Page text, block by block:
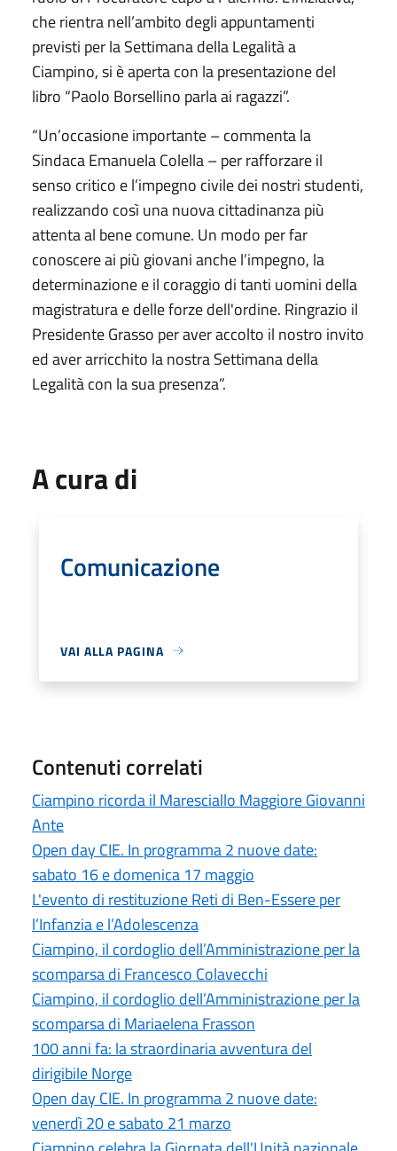
che rientra nell’ambito degli appuntamenti
previsti per la Settimana della Legalità a
Ciampino, si è aperta con la presentazione del
libro “Paolo Borsellino parla ai ragazzi”.
“Un’occasione importante – commenta la
Sindaca Emanuela Colella – per rafforzare il
senso critico e l’impegno civile dei nostri studenti,
realizzando così una nuova cittadinanza più
attenta al bene comune. Un modo per far
conoscere ai più giovani anche l’impegno, la
determinazione e il coraggio di tanti uomini della
magistratura e delle forze dell'ordine. Ringrazio il
Presidente Grasso per aver accolto il nostro invito
ed aver arricchito la nostra Settimana della
Legalità con la sua presenza”.
A cura di
Comunicazione
VAI ALLA PAGINA
Contenuti correlati
Ciampino ricorda il Maresciallo Maggiore Giovanni
Ante
Open day CIE. In programma 2 nuove date:
sabato 16 e domenica 17 maggio
L'evento di restituzione Reti di Ben-Essere per
l’Infanzia e l’Adolescenza
Ciampino, il cordoglio dell’Amministrazione per la
scomparsa di Francesco Colavecchi
Ciampino, il cordoglio dell’Amministrazione per la
scomparsa di Mariaelena Frasson
100 anni fa: la straordinaria avventura del
dirigibile Norge
Open day CIE. In programma 2 nuove date:
venerdì 20 e sabato 21 marzo